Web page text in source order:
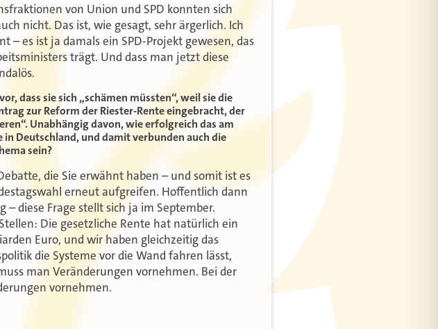
von Union und SPD konnten sich
nicht. Das ist, wie gesagt, sehr ärgerlich. Ich
– es ist ja damals ein SPD-Projekt gewesen, das
trägt. Und dass man jetzt diese
dass sie sich „schämen müssten“, weil sie die
zur Reform der Riester-Rente eingebracht, der
Unabhängig davon, wie erfolgreich das am
Deutschland, und damit verbunden auch die
sein?
die Sie erwähnt haben – und somit ist es
erneut aufgreifen. Hoffentlich dann
diese Frage stellt sich ja im September.
Die gesetzliche Rente hat natürlich ein
Euro, und wir haben gleichzeitig das
die Systeme vor die Wand fahren lässt,
man Veränderungen vornehmen. Bei der
vornehmen.